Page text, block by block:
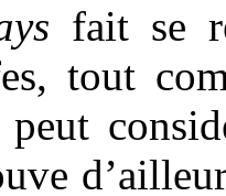
fait se
tout
peut